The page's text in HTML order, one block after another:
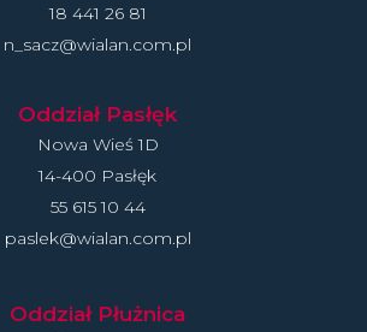
18 441 26 81
n_sacz@wialan.com.pl
Oddział Pasłęk
Nowa Wieś 1D
14-400 Pasłęk
55 615 10 44
paslek@wialan.com.pl
Oddział Płużnica